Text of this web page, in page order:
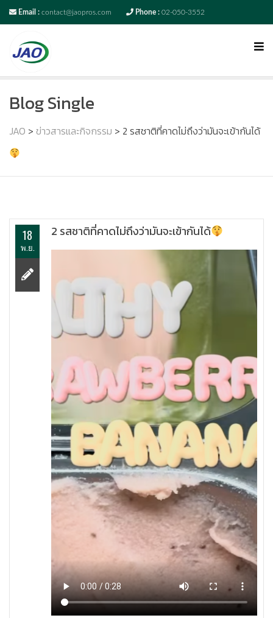
Email : contact@jaopros.com Phone : 02-050-3552
Blog Single
JAO > ข่าวสารและกิจกรรม > 2 รสชาติที่คาดไม่ถึงว่ามันจะเข้ากันได้
18
พ.ย.
2 รสชาติที่คาดไม่ถึงว่ามันจะเข้ากันได้